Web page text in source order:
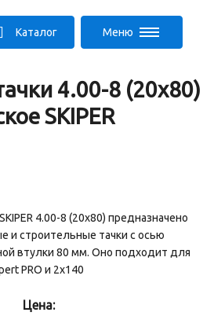
00
Каталог Меню
4.00-8 (20х80)
SKIPER
4.00-8 (20х80) предназначено
и строительные тачки с осью
втулки 80 мм. Оно подходит для
PRO и 2x140
Цена: